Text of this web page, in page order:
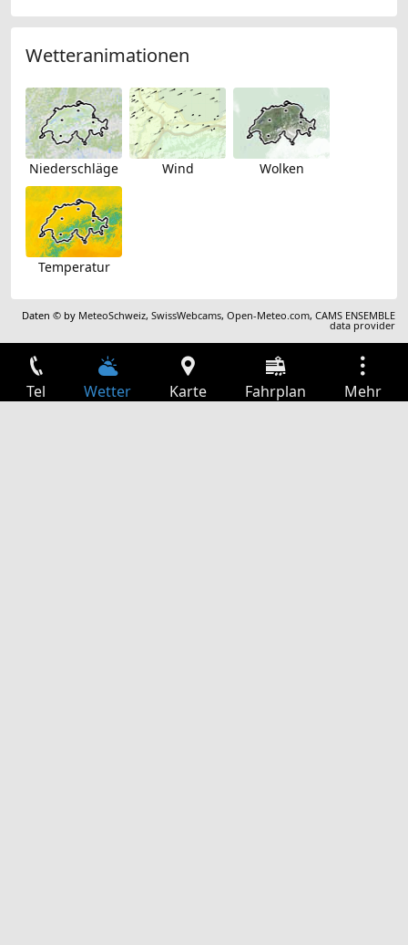
Wetteranimationen
Niederschläge Wind Wolken
Temperatur
Daten © by MeteoSchweiz,SwissWebcams,Open-Meteo.com,CAMS ENSEMBLE
data provider
Tel Wetter Karte Fahrplan Mehr